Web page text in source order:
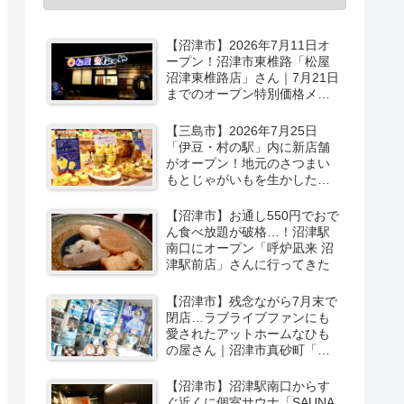
【沼津市】2026年7月11日オ
ープン！沼津市東椎路「松屋
沼津東椎路店」さん｜7月21日
までのオープン特別価格メニ
【三島市】2026年7月25日
「伊豆・村の駅」内に新店舗
がオープン！地元のさつまい
もとじゃがいもを生かしたベ
と足お先に実食レポ【PR】
【沼津市】お通し550円でおで
ん食べ放題が破格…！沼津駅
南口にオープン「呼炉凪来 沼
津駅前店」さんに行ってきた
【沼津市】残念ながら7月末で
閉店…ラブライブファンにも
愛されたアットホームなひも
の屋さん｜沼津市真砂町「渡
【沼津市】沼津駅南口からす